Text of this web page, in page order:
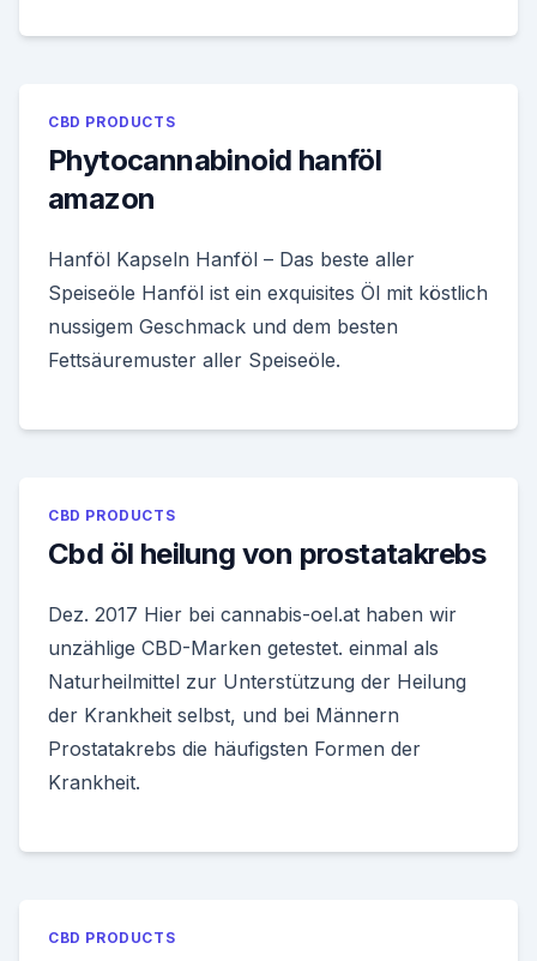
CBD PRODUCTS
Phytocannabinoid hanföl
amazon
Hanföl Kapseln Hanföl – Das beste aller
Speiseöle Hanföl ist ein exquisites Öl mit köstlich
nussigem Geschmack und dem besten
Fettsäuremuster aller Speiseöle.
CBD PRODUCTS
Cbd öl heilung von prostatakrebs
Dez. 2017 Hier bei cannabis-oel.at haben wir
unzählige CBD-Marken getestet. einmal als
Naturheilmittel zur Unterstützung der Heilung
der Krankheit selbst, und bei Männern
Prostatakrebs die häufigsten Formen der
Krankheit.
CBD PRODUCTS